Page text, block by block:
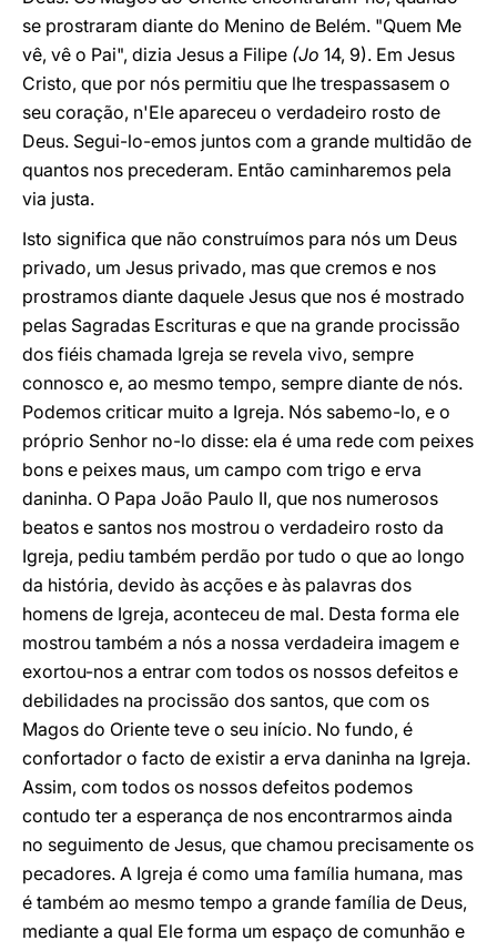
se prostraram diante do Menino de Belém. "Quem Me
vê, vê o Pai", dizia Jesus a Filipe (Jo 14, 9). Em Jesus
Cristo, que por nós permitiu que lhe trespassasem o
seu coração, n'Ele apareceu o verdadeiro rosto de
Deus. Segui-lo-emos juntos com a grande multidão de
quantos nos precederam. Então caminharemos pela
via justa.
Isto significa que não construímos para nós um Deus
privado, um Jesus privado, mas que cremos e nos
prostramos diante daquele Jesus que nos é mostrado
pelas Sagradas Escrituras e que na grande procissão
dos fiéis chamada Igreja se revela vivo, sempre
connosco e, ao mesmo tempo, sempre diante de nós.
Podemos criticar muito a Igreja. Nós sabemo-lo, e o
próprio Senhor no-lo disse: ela é uma rede com peixes
bons e peixes maus, um campo com trigo e erva
daninha. O Papa João Paulo II, que nos numerosos
beatos e santos nos mostrou o verdadeiro rosto da
Igreja, pediu também perdão por tudo o que ao longo
da história, devido às acções e às palavras dos
homens de Igreja, aconteceu de mal. Desta forma ele
mostrou também a nós a nossa verdadeira imagem e
exortou-nos a entrar com todos os nossos defeitos e
debilidades na procissão dos santos, que com os
Magos do Oriente teve o seu início. No fundo, é
confortador o facto de existir a erva daninha na Igreja.
Assim, com todos os nossos defeitos podemos
contudo ter a esperança de nos encontrarmos ainda
no seguimento de Jesus, que chamou precisamente os
pecadores. A Igreja é como uma família humana, mas
é também ao mesmo tempo a grande família de Deus,
mediante a qual Ele forma um espaço de comunhão e